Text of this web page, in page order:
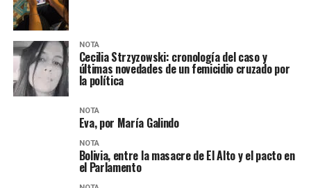
NOTA
Cecilia Strzyzowski: cronología del caso y
últimas novedades de un femicidio cruzado por
la política
NOTA
Eva, por María Galindo
NOTA
Bolivia, entre la masacre de El Alto y el pacto en
el Parlamento